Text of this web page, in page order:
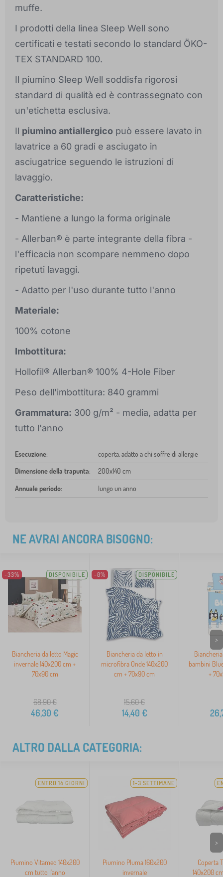
muffe.
I prodotti della linea Sleep Well sono
certificati e testati secondo lo standard ÖKO-
TEX STANDARD 100.
Il piumino Sleep Well soddisfa rigorosi
standard di qualità ed è contrassegnato con
un'etichetta esclusiva.
Il piumino antiallergico può essere lavato in
lavatrice a 60 gradi e asciugato in
asciugatrice seguendo le istruzioni di
lavaggio.
Caratteristiche:
- Mantiene a lungo la forma originale
- Allerban® è parte integrante della fibra -
l'efficacia non scompare nemmeno dopo
ripetuti lavaggi.
- Adatto per l'uso durante tutto l'anno
Materiale:
100% cotone
Imbottitura:
Hollofil® Allerban® 100% 4-Hole Fiber
Peso dell'imbottitura: 840 grammi
Grammatura: 300 g/m² - media, adatta per
tutto l'anno
Esecuzione:
coperta, adatto a chi soffre di allergie
Dimensione della trapunta: 200x140 cm
Annuale periodo: lungo un anno
NE AVRAI ANCORA BISOGNO:
-33% DISPONIBILE
Biancheria da letto Magic
invernale 140x200 cm +
70x90 cm
68,90€
46,30 €
-8% DISPONIBILE
Biancheria da letto in
microfibra Onde 140x200
cm + 70x90 cm
15,60€
14,40 €
bambini
+
>
ALTRO DALLA CATEGORIA:
ENTRO 14 GIORNI
Piumino Vitamed 140x200
cm tutto l'anno
1-3 SETTIMANE
Piumino Pluma 160x200
invernale
Coperta
140x200
>